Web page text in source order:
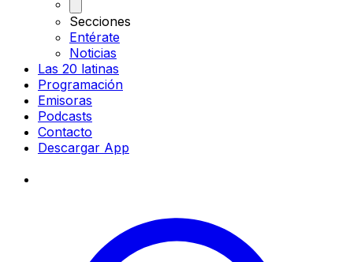
Secciones
Entérate
Noticias
Las 20 latinas
Programación
Emisoras
Podcasts
Contacto
Descargar App